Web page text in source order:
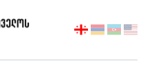
აირჩიეთ